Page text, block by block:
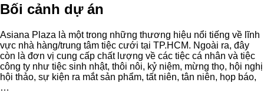
Bối cảnh dự án
Asiana Plaza là một trong những thương hiệu nổi tiếng về lĩnh
vực nhà hàng/trung tâm tiệc cưới tại TP.HCM. Ngoài ra, đây
còn là đơn vị cung cấp chất lượng về các tiệc cá nhân và tiệc
công ty như tiệc sinh nhật, thôi nôi, kỷ niệm, mừng thọ, hội nghị
hội thảo, sự kiện ra mắt sản phẩm, tất niên, tân niên, họp báo,
…